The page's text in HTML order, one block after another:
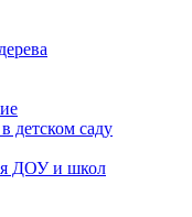
детском саду
ДОУ и школ